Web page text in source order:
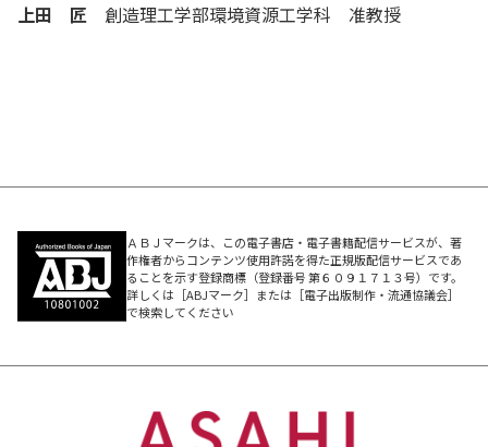
上田 匠 創造理工学部環境資源工学科 准教授
ＡＢＪマークは、この電子書店・電子書籍配信サービスが、著
作権者からコンテンツ使用許諾を得た正規版配信サービスであ
ることを示す登録商標（登録番号 第６０９１７１３号）です。
詳しくは［ABJマーク］または［電子出版制作・流通協議会］
で検索してください